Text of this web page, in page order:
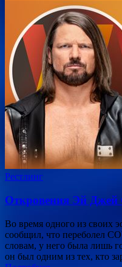
Рестлинг
Откровения Эй Джей
Во время одного из своих
сообщил, что переболел
словам, у него была лишь
он был одним из тех, кто